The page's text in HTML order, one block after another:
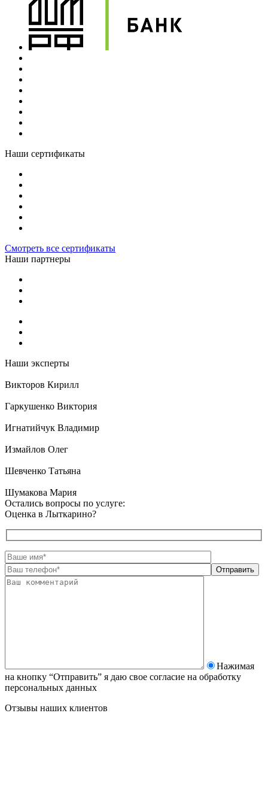
Наши сертификаты
Смотреть все сертификаты
Наши партнеры
Наши эксперты
Викторов Кирилл
Гаркушенко Виктория
Игнатийчук Владимир
Измайлов Олег
Шевченко Татьяна
Шумакова Мария
Остались вопросы по услуге:
Оценка в Лыткарино?
Нажимая
на кнопку “Отправить” я даю свое согласие на обработку
персональных данных
Отзывы наших клиентов